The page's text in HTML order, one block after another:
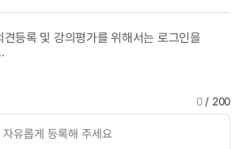
견등록 및 강의평가를 위해서는 로그인을
0/ 200